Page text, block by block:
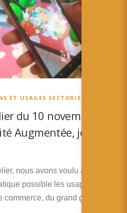
ET USAGES SECTORIELS
du 10 novembre :
Augmentée, je
nous avons voulu aborder de
possible les usages de la
du grand groupe au